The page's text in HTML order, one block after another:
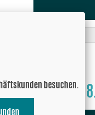
besuchen.